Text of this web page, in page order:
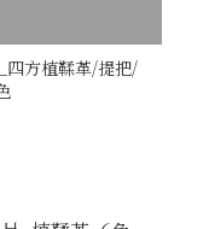
四方植鞣革/提把/